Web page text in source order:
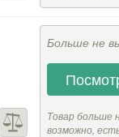
Больше не
Товар больше
возможно,